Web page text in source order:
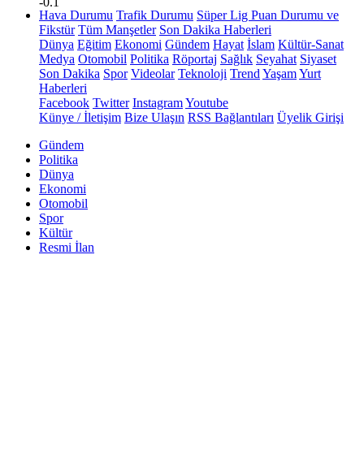
Hava Durumu Trafik Durumu Süper Lig Puan Durumu ve
Fikstür Tüm Manşetler Son Dakika Haberleri
Dünya Eğitim Ekonomi Gündem Hayat İslam Kültür-Sanat
Medya Otomobil Politika Röportaj Sağlık Seyahat Siyaset
Son Dakika Spor Videolar Teknoloji Trend YaşamYurt
Haberleri
Facebook Twitter InstagramYoutube
Künye / İletişim Bize Ulaşın RSS Bağlantıları Üyelik Girişi
Gündem
Politika
Dünya
Ekonomi
Otomobil
Spor
Kültür
Resmi İlan